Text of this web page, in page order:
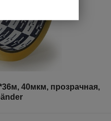
40мкм, прозрачная,